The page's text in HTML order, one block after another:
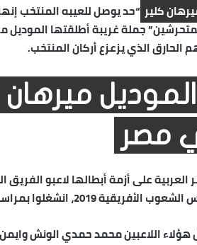
كلير “حد يوصل للعيبه المنتخب
جملة غريبة أطلقتها الموديل
الذي يزعزع أركان المنتخب.
مصر
على أزمة أبطالها لاعبو الفريق
انشغلوا بمراسلة عارضة الأزياء “
هؤلاء اللاعبين محمد حمدي الونش